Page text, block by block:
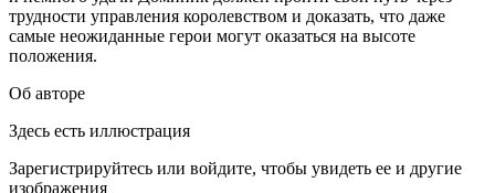
трудности управления королевством и доказать, что даже
самые неожиданные герои могут оказаться на высоте
положения.
Об авторе
Здесь есть иллюстрация
Зарегистрируйтесь или войдите, чтобы увидеть ее и другие
изображения